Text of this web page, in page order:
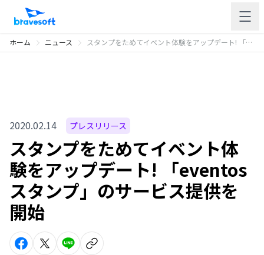
ホーム ニュース スタンプをためてイベント体験をアップデート! 「eventosスタンプ」のサービス提供を開始
2020.02.14 プレスリリース
スタンプをためてイベント体
験をアップデート! 「eventos
スタンプ」のサービス提供を
開始